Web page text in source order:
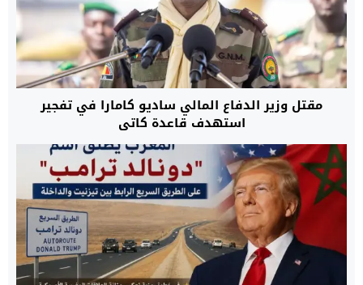
مقتل وزير الدفاع المالي ساديو كامارا في تفجير
استهدف قاعدة كاتي